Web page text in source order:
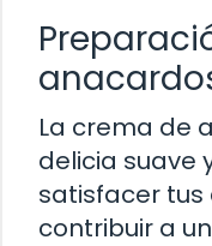
La crema de
delicia suave
satisfacer tus
contribuir a